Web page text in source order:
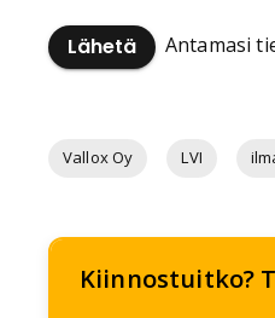
Lähetä Antamasi
Vallox Oy LVI
Kiinnostuitko?